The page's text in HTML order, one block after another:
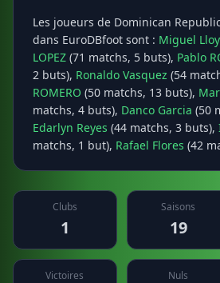
Les joueurs de Dominican
dans EuroDBfoot sont : Miguel
LOPEZ (71 matchs, 5 buts), Pablo
2 buts), Ronaldo Vasquez (54
ROMERO (50 matchs, 13 buts),
matchs, 4 buts), Danco Garcia (50
Edarlyn Reyes (44 matchs, 3 buts),
matchs, 1 but), Rafael Flores (42
Clubs
1
Saisons
19
Victoires Nuls